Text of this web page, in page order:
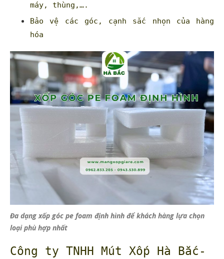
máy, thùng,….
Bảo vệ các góc, cạnh sắc nhọn của hàng
hóa
Đa dạng xốp góc pe foam định hình để khách hàng lựa chọn
loại phù hợp nhất
Công ty TNHH Mút Xốp Hà Bắc-